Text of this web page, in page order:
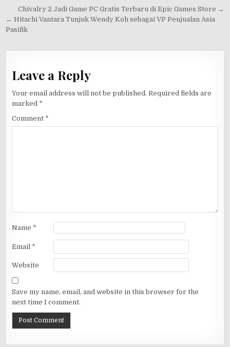
Post
navigation
Chivalry 2 Jadi Game PC Gratis Terbaru di Epic Games Store →
← Hitachi Vantara Tunjuk Wendy Koh sebagai VP Penjualan Asia
Pasifik
Leave a Reply
Your email address will not be published. Required fields are
marked *
Comment *
Name *
Email *
Website
Save my name, email, and website in this browser for the
next time I comment.